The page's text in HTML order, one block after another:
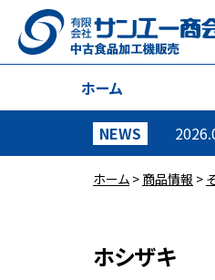
ホーム
NEWS
ホーム > 商品情報 >
ホシザキ